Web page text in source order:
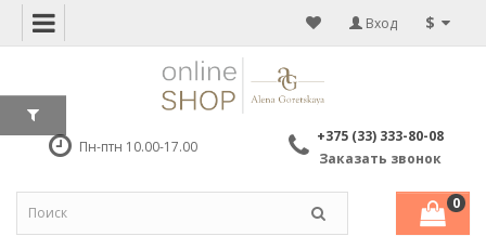
$
Вход
Пн-птн 10.00-17.00
+375 (33) 333-80-08
Заказать звонок
0